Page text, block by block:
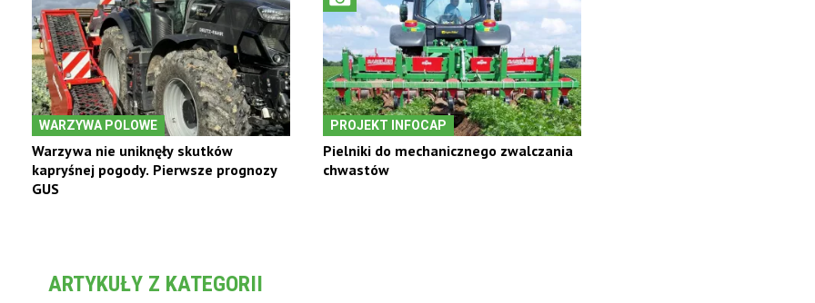
WARZYWA POLOWE
Warzywa nie uniknęły skutków
kapryśnej pogody. Pierwsze prognozy
GUS
PROJEKT INFOCAP
Pielniki do mechanicznego zwalczania
chwastów
ARTYKUŁY Z KATEGORII